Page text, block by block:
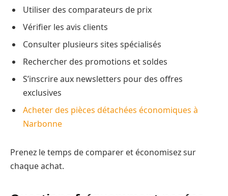
Utiliser des comparateurs de prix
Vérifier les avis clients
Consulter plusieurs sites spécialisés
Rechercher des promotions et soldes
S’inscrire aux newsletters pour des offres
exclusives
Acheter des pièces détachées économiques à
Narbonne
Prenez le temps de comparer et économisez sur
chaque achat.